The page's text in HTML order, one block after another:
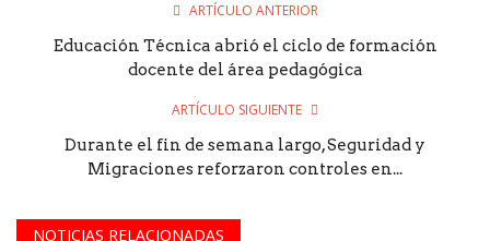
ARTÍCULO ANTERIOR
Educación Técnica abrió el ciclo de formación
docente del área pedagógica
ARTÍCULO SIGUIENTE
Durante el fin de semana largo, Seguridad y
Migraciones reforzaron controles en...
NOTICIAS RELACIONADAS